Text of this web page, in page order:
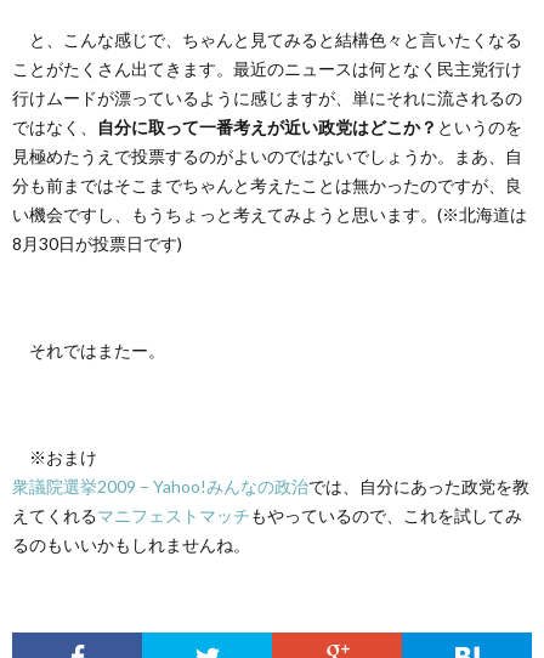
と、こんな感じで、ちゃんと見てみると結構色々と言いたくなる
ことがたくさん出てきます。最近のニュースは何となく民主党行け
行けムードが漂っているように感じますが、単にそれに流されるの
ではなく、
自分に取って一番考えが近い政党はどこか？ というのを
見極めたうえで投票するのがよいのではないでしょうか。まあ、自
分も前まではそこまでちゃんと考えたことは無かったのですが、良
い機会ですし、もうちょっと考えてみようと思います。(※北海道は
8月30日が投票日です)
それではまたー。
※おまけ
衆議院選挙2009 – Yahoo!みんなの政治では、自分にあった政党を教
えてくれるマニフェストマッチもやっているので、これを試してみ
るのもいいかもしれませんね。